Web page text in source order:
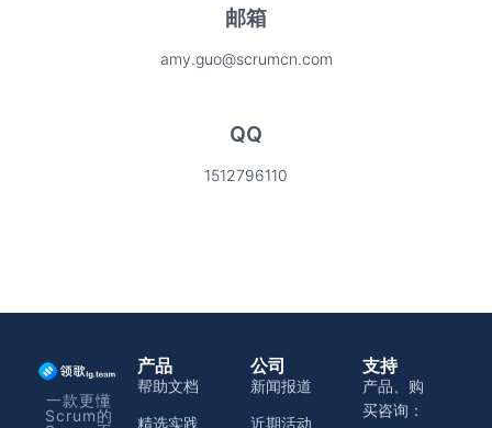
邮箱
amy.guo@scrumcn.com
QQ
1512796110
一款更懂
Scrum的
产品
帮助文档
精选实践
公司
新闻报道
近期活动
支持
产品、购
买咨询：